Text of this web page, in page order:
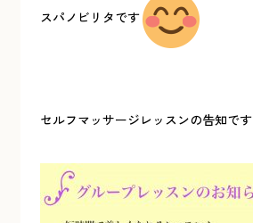
スパノビリタです
セルフマッサージレッスンの告知です